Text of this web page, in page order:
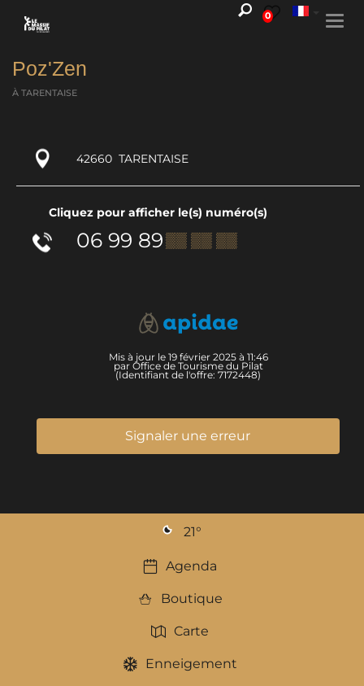
0
Poz'Zen
À TARENTAISE
42660 TARENTAISE
Cliquez pour afficher le(s) numéro(s)
06 99 89▒▒ ▒▒ ▒▒
Mis à jour le 19 février 2025 à 11:46
par Office de Tourisme du Pilat
(Identifiant de l'offre: 7172448)
Signaler une erreur
21°
Agenda
Boutique
Carte
Enneigement